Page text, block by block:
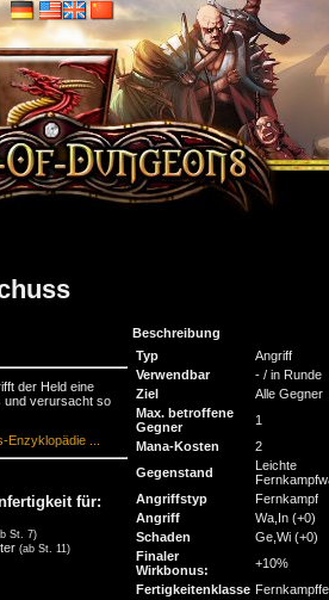
Beschreibung
der Held eine
und verursacht so
...
für:
St. 7)
(ab St. 11)
Typ
Angriff
Verwendbar
- / in Runde
Ziel
Alle Gegner
Max. betroffene
Gegner
1
Mana-Kosten
2
Gegenstand
Leichte
Angriffstyp
Fernkampf
Angriff
Wa,In (+0)
Schaden
Ge,Wi (+0)
Finaler
Wirkbonus:
+10%
Fertigkeitenklasse